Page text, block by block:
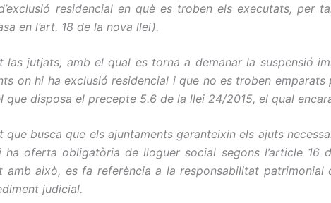
residencial en què es troben els executats, per
en l’art. 18 de la nova llei).
las jutjats, amb el qual es torna a demanar la suspensió
on hi ha exclusió residencial i que no es troben emparats
disposa el precepte 5.6 de la llei 24/2015, el qual
que busca que els ajuntaments garanteixin els ajuts
ha oferta obligatòria de lloguer social segons l’article
amb això, es fa referència a la responsabilitat patrimonial
judicial.